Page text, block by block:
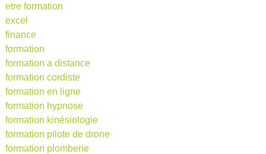
etre formation
excel
finance
formation
formation a distance
formation cordiste
formation en ligne
formation hypnose
formation kinésiologie
formation pilote de drone
formation plomberie